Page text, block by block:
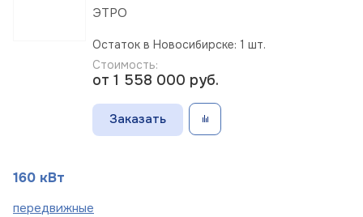
ЭТРО
Остаток в Новосибирске: 1 шт.
Стоимость:
от 1 558 000 руб.
Заказать
160 кВт
передвижные